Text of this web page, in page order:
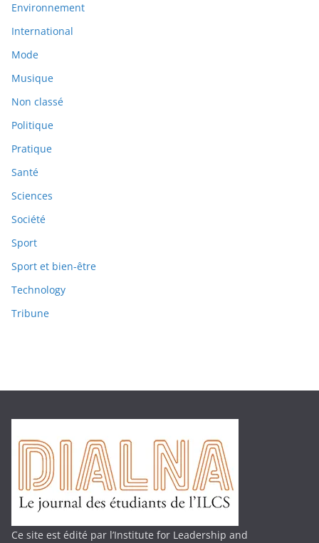
Environnement
International
Mode
Musique
Non classé
Politique
Pratique
Santé
Sciences
Société
Sport
Sport et bien-être
Technology
Tribune
Ce site est édité par l’Institute for Leadership and